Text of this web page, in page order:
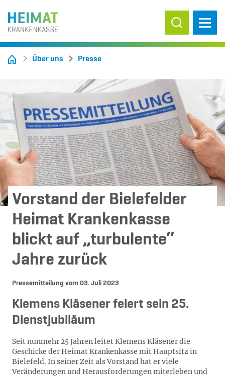
Suche ein-/
Über uns Presse
Vorstand der Bielefelder
Heimat Krankenkasse
blickt auf „turbulente“
Jahre zurück
Pressemitteilung vom 03. Juli 2023
Klemens Kläsener feiert sein 25.
Dienstjubiläum
Seit nunmehr 25 Jahren leitet Klemens Kläsener die
Geschicke der Heimat Krankenkasse mit Hauptsitz in
Bielefeld. In seiner Zeit als Vorstand hat er viele
Veränderungen und Herausforderungen miterleben und